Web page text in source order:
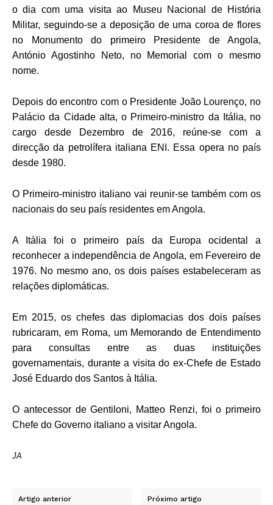
o dia com uma visita ao Museu Nacional de História
Militar, seguindo-se a deposição de uma coroa de flores
no Monumento do primeiro Presidente de Angola,
António Agostinho Neto, no Memorial com o mesmo
nome.
Depois do encontro com o Presidente João Lourenço, no
Palácio da Cidade alta, o Primeiro-ministro da Itália, no
cargo desde Dezembro de 2016, reúne-se com a
direcção da petrolífera italiana ENI. Essa opera no país
desde 1980.
O Primeiro-ministro italiano vai reunir-se também com os
nacionais do seu país residentes em Angola.
A Itália foi o primeiro país da Europa ocidental a
reconhecer a independência de Angola, em Fevereiro de
1976. No mesmo ano, os dois países estabeleceram as
relações diplomáticas.
Em 2015, os chefes das diplomacias dos dois países
rubricaram, em Roma, um Memorando de Entendimento
para consultas entre as duas instituições
governamentais, durante a visita do ex-Chefe de Estado
José Eduardo dos Santos à Itália.
O antecessor de Gentiloni, Matteo Renzi, foi o primeiro
Chefe do Governo italiano a visitar Angola.
JA
Artigo anterior Próximo artigo